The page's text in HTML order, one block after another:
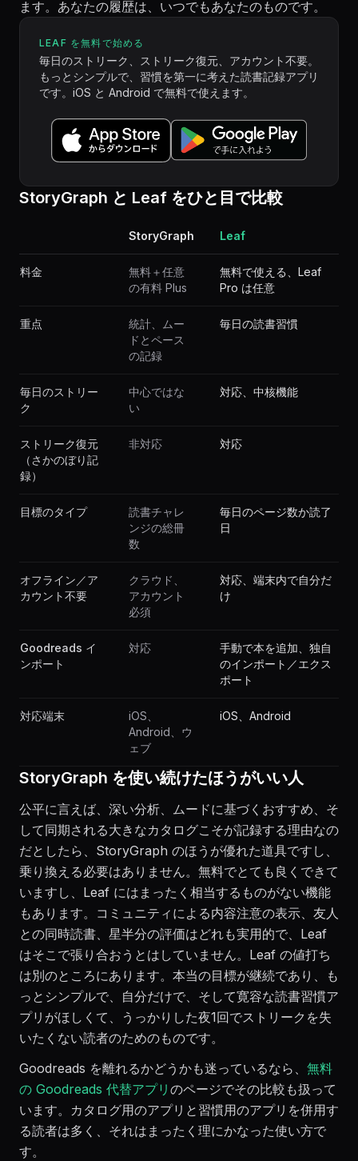
ます。あなたの履歴は、いつでもあなたのものです。
LEAF を無料で始める
毎日のストリーク、ストリーク復元、アカウント不要。
もっとシンプルで、習慣を第一に考えた読書記録アプリ
です。iOS と Android で無料で使えます。
StoryGraph と Leaf をひと目で比較
StoryGraph Leaf
料金
無料＋任意
の有料 Plus
無料で使える、Leaf
Pro は任意
重点
統計、ムー
ドとペース
の記録
毎日の読書習慣
毎日のストリー
ク
中心ではな
い
対応、中核機能
ストリーク復元
（さかのぼり記
録）
非対応 対応
目標のタイプ
読書チャレ
ンジの総冊
数
毎日のページ数か読了
日
オフライン／ア
カウント不要
クラウド、
アカウント
必須
対応、端末内で自分だ
け
Goodreads イ
ンポート
対応
手動で本を追加、独自
のインポート／エクス
ポート
対応端末
iOS、
Android、ウ
ェブ
iOS、Android
StoryGraph を使い続けたほうがいい人
公平に言えば、深い分析、ムードに基づくおすすめ、そ
して同期される大きなカタログこそが記録する理由なの
だとしたら、StoryGraph のほうが優れた道具ですし、
乗り換える必要はありません。無料でとても良くできて
いますし、Leaf にはまったく相当するものがない機能
もあります。コミュニティによる内容注意の表示、友人
との同時読書、星半分の評価はどれも実用的で、Leaf
はそこで張り合おうとはしていません。Leaf の値打ち
は別のところにあります。本当の目標が継続であり、も
っとシンプルで、自分だけで、そして寛容な読書習慣ア
プリがほしくて、うっかりした夜1回でストリークを失
いたくない読者のためのものです。
Goodreads を離れるかどうかも迷っているなら、 無料
の Goodreads 代替アプリ のページでその比較も扱って
います。カタログ用のアプリと習慣用のアプリを併用す
る読者は多く、それはまったく理にかなった使い方で
す。